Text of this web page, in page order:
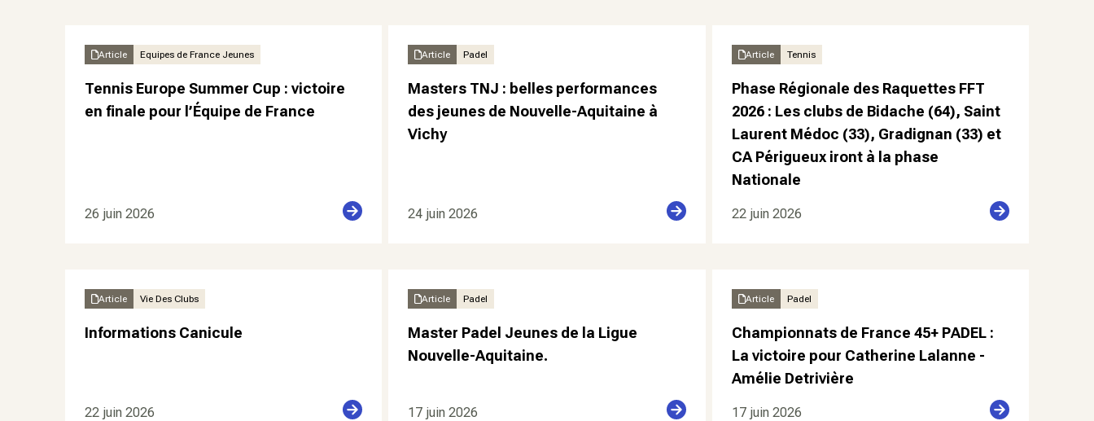
Article Equipes de France Jeunes
Tennis Europe Summer Cup : victoire
en finale pour l’Équipe de France
26 juin 2026
Article Padel
Masters TNJ : belles performances
des jeunes de Nouvelle-Aquitaine à
Vichy
24 juin 2026
Article Tennis
Phase Régionale des Raquettes FFT
2026 : Les clubs de Bidache (64), Saint
Laurent Médoc (33), Gradignan (33) et
CA Périgueux iront à la phase
Nationale
22 juin 2026
Article Vie Des Clubs
Informations Canicule
22 juin 2026
Article Padel
Master Padel Jeunes de la Ligue
Nouvelle-Aquitaine.
17 juin 2026
Article Padel
Championnats de France 45+ PADEL :
La victoire pour Catherine Lalanne -
Amélie Detrivière
17 juin 2026